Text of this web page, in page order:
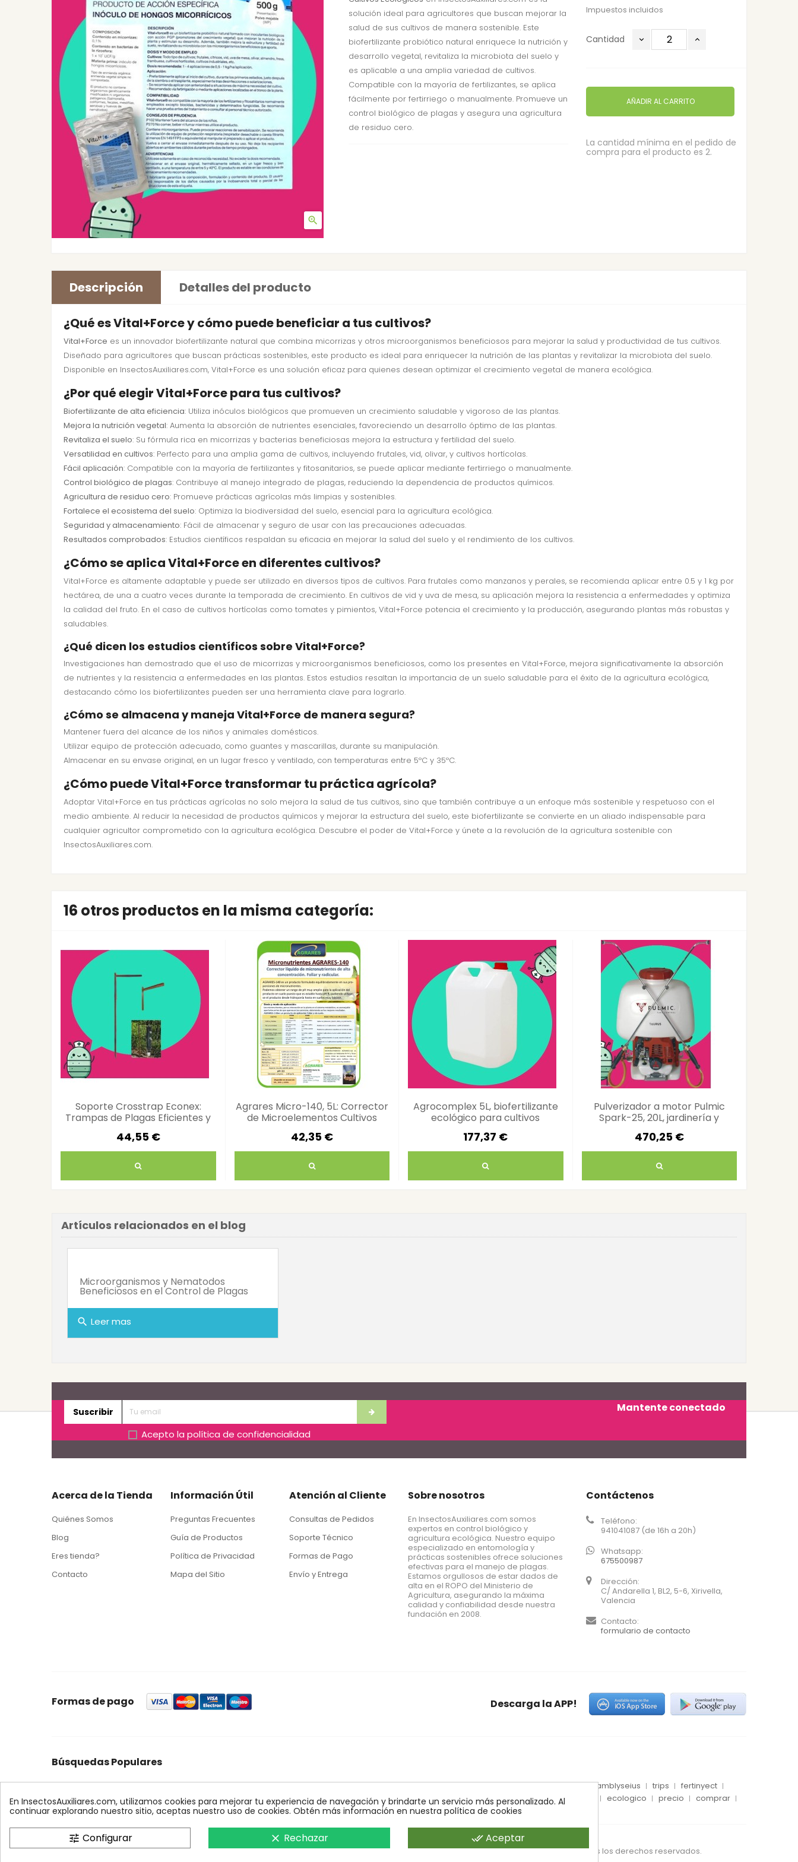

Impuestos incluidos
Cantidad
AÑADIR AL CARRITO
La cantidad mínima en el pedido de
compra para el producto es 2.
solución ideal para agricultores que buscan mejorar la
salud de sus cultivos de manera sostenible. Este
biofertilizante probiótico natural enriquece la nutrición y
desarrollo vegetal, revitaliza la microbiota del suelo y
es aplicable a una amplia variedad de cultivos.
Compatible con la mayoría de fertilizantes, se aplica
fácilmente por fertirriego o manualmente. Promueve un
control biológico de plagas y asegura una agricultura
de residuo cero.
Descripción Detalles del producto
¿Qué es Vital+Force y cómo puede beneficiar a tus cultivos?
Vital+Force es un innovador biofertilizante natural que combina micorrizas y otros microorganismos beneficiosos para mejorar la salud y productividad de tus cultivos.
Diseñado para agricultores que buscan prácticas sostenibles, este producto es ideal para enriquecer la nutrición de las plantas y revitalizar la microbiota del suelo.
Disponible en InsectosAuxiliares.com, Vital+Force es una solución eficaz para quienes desean optimizar el crecimiento vegetal de manera ecológica.
¿Por qué elegir Vital+Force para tus cultivos?
Biofertilizante de alta eficiencia: Utiliza inóculos biológicos que promueven un crecimiento saludable y vigoroso de las plantas.
Mejora la nutrición vegetal: Aumenta la absorción de nutrientes esenciales, favoreciendo un desarrollo óptimo de las plantas.
Revitaliza el suelo: Su fórmula rica en micorrizas y bacterias beneficiosas mejora la estructura y fertilidad del suelo.
Versatilidad en cultivos: Perfecto para una amplia gama de cultivos, incluyendo frutales, vid, olivar, y cultivos hortícolas.
Fácil aplicación: Compatible con la mayoría de fertilizantes y fitosanitarios, se puede aplicar mediante fertirriego o manualmente.
Control biológico de plagas: Contribuye al manejo integrado de plagas, reduciendo la dependencia de productos químicos.
Agricultura de residuo cero: Promueve prácticas agrícolas más limpias y sostenibles.
Fortalece el ecosistema del suelo: Optimiza la biodiversidad del suelo, esencial para la agricultura ecológica.
Seguridad y almacenamiento: Fácil de almacenar y seguro de usar con las precauciones adecuadas.
Resultados comprobados: Estudios científicos respaldan su eficacia en mejorar la salud del suelo y el rendimiento de los cultivos.
¿Cómo se aplica Vital+Force en diferentes cultivos?
Vital+Force es altamente adaptable y puede ser utilizado en diversos tipos de cultivos. Para frutales como manzanos y perales, se recomienda aplicar entre 0.5 y 1 kg por
hectárea, de una a cuatro veces durante la temporada de crecimiento. En cultivos de vid y uva de mesa, su aplicación mejora la resistencia a enfermedades y optimiza
la calidad del fruto. En el caso de cultivos hortícolas como tomates y pimientos, Vital+Force potencia el crecimiento y la producción, asegurando plantas más robustas y
saludables.
¿Qué dicen los estudios científicos sobre Vital+Force?
Investigaciones han demostrado que el uso de micorrizas y microorganismos beneficiosos, como los presentes en Vital+Force, mejora significativamente la absorción
de nutrientes y la resistencia a enfermedades en las plantas. Estos estudios resaltan la importancia de un suelo saludable para el éxito de la agricultura ecológica,
destacando cómo los biofertilizantes pueden ser una herramienta clave para lograrlo.
¿Cómo se almacena y maneja Vital+Force de manera segura?
Mantener fuera del alcance de los niños y animales domésticos.
Utilizar equipo de protección adecuado, como guantes y mascarillas, durante su manipulación.
Almacenar en su envase original, en un lugar fresco y ventilado, con temperaturas entre 5ºC y 35ºC.
¿Cómo puede Vital+Force transformar tu práctica agrícola?
Adoptar Vital+Force en tus prácticas agrícolas no solo mejora la salud de tus cultivos, sino que también contribuye a un enfoque más sostenible y respetuoso con el
medio ambiente. Al reducir la necesidad de productos químicos y mejorar la estructura del suelo, este biofertilizante se convierte en un aliado indispensable para
cualquier agricultor comprometido con la agricultura ecológica. Descubre el poder de Vital+Force y únete a la revolución de la agricultura sostenible con
InsectosAuxiliares.com.
16 otros productos en la misma categoría:
Soporte Crosstrap Econex:
Trampas de Plagas Eficientes y
44,55 €
Agrares Micro-140, 5L: Corrector
de Microelementos Cultivos
42,35 €
Agrocomplex 5L, biofertilizante
ecológico para cultivos
177,37 €
Pulverizador a motor Pulmic
Spark-25, 20L, jardinería y
470,25 €
Artículos relacionados en el blog
Microorganismos y Nematodos
Beneficiosos en el Control de Plagas
search Leer mas
Suscribir
Acepto la política de confidencialidad
Mantente conectado
Acerca de la Tienda
Quiénes Somos
Blog
Eres tienda?
Contacto
Información Útil
Preguntas Frecuentes
Guía de Productos
Política de Privacidad
Mapa del Sitio
Atención al Cliente
Consultas de Pedidos
Soporte Técnico
Formas de Pago
Envío y Entrega
Sobre nosotros
En InsectosAuxiliares.com somos
expertos en control biológico y
agricultura ecológica. Nuestro equipo
especializado en entomología y
prácticas sostenibles ofrece soluciones
efectivas para el manejo de plagas.
Estamos orgullosos de estar dados de
alta en el ROPO del Ministerio de
Agricultura, asegurando la máxima
calidad y confiabilidad desde nuestra
fundación en 2008.
Contáctenos
Teléfono:
941041087 (de 16h a 20h)
Whatsapp:
675500987
Dirección:
C/ Andarella 1, BL2, 5-6, Xirivella,
Valencia
Contacto:
formulario de contacto
Formas de pago Descarga la APP!
Búsquedas Populares
foresta feromonas quercus control ynject araña roja conectores Econex alcornoques nido agrares conector amblyseius trips
fertinyect
max
palmera biologico xilemax encinas robles control biologico quelato bioline monitoreo mosca blanca ecologico precio comprar
InsectosAuxiliares.com © 2008 - 2026. Expertos en Agricultura Ecológica y Control Biológico.Operado por AGRARES IBERIA SL. Todos los derechos reservados.
En InsectosAuxiliares.com, utilizamos cookies para mejorar tu experiencia de navegación y brindarte un servicio más personalizado. Al
continuar explorando nuestro sitio, aceptas nuestro uso de cookies. Obtén más información en nuestra política de cookies
tune Configurar clear Rechazar done_all Aceptar